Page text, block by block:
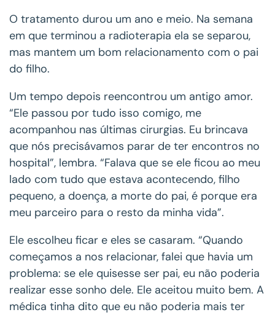
O tratamento durou um ano e meio. Na semana
em que terminou a radioterapia ela se separou,
mas mantem um bom relacionamento com o pai
do filho.
Um tempo depois reencontrou um antigo amor.
“Ele passou por tudo isso comigo, me
acompanhou nas últimas cirurgias. Eu brincava
que nós precisávamos parar de ter encontros no
hospital”, lembra. “Falava que se ele ficou ao meu
lado com tudo que estava acontecendo, filho
pequeno, a doença, a morte do pai, é porque era
meu parceiro para o resto da minha vida”.
Ele escolheu ficar e eles se casaram. “Quando
começamos a nos relacionar, falei que havia um
problema: se ele quisesse ser pai, eu não poderia
realizar esse sonho dele. Ele aceitou muito bem. A
médica tinha dito que eu não poderia mais ter